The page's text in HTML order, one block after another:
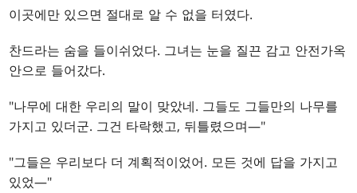
이곳에만 있으면 절대로 알 수 없을 터였다.
찬드라는 숨을 들이쉬었다. 그녀는 눈을 질끈 감고 안전가옥
안으로 들어갔다.
"나무에 대한 우리의 말이 맞았네. 그들도 그들만의 나무를
가지고 있더군. 그건 타락했고, 뒤틀렸으며—"
"그들은 우리보다 더 계획적이었어. 모든 것에 답을 가지고
있었—"